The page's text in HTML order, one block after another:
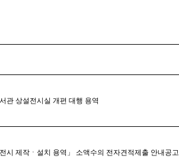
관 상설전시실 개편 대행 용역
시 제작 ㆍ 설치 용역 」 소액수의 전자견적제출 안내공고